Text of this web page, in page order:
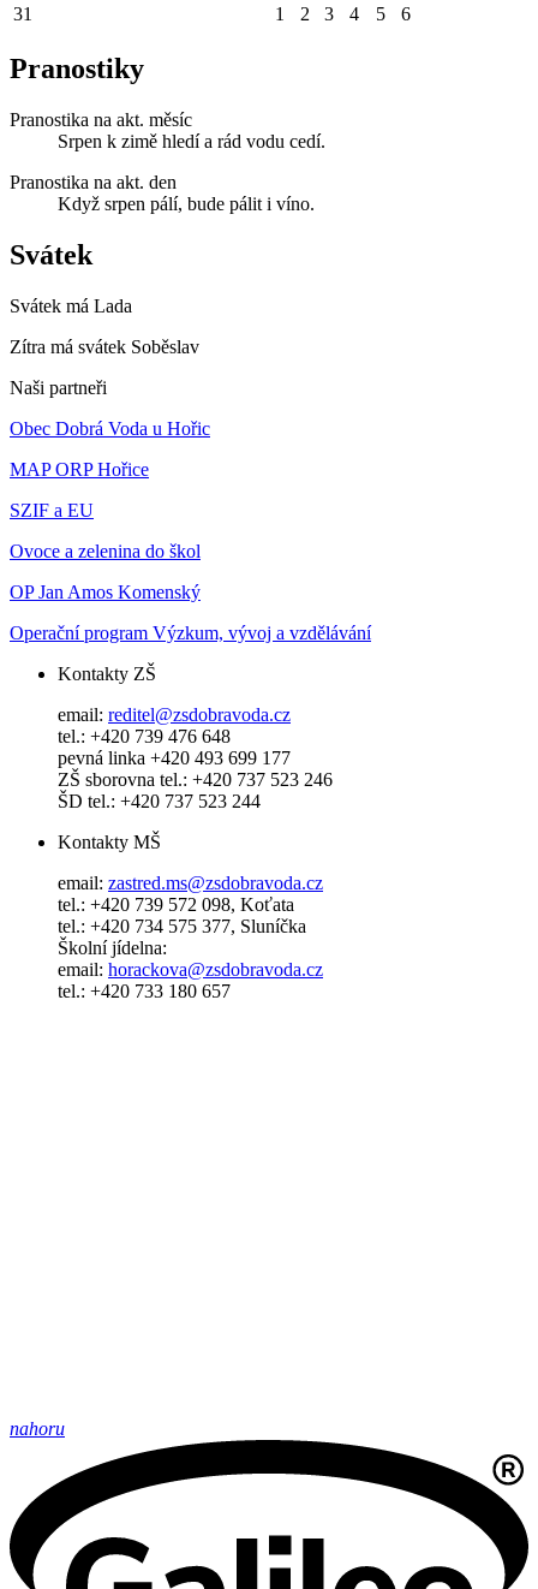
31
1 2 3 4 5 6
Pranostiky
Pranostika na akt. měsíc
Srpen k zimě hledí a rád vodu cedí.
Pranostika na akt. den
Když srpen pálí, bude pálit i víno.
Svátek
Svátek má Lada
Zítra má svátek Soběslav
Naši partneři
Obec Dobrá Voda u Hořic
MAP ORP Hořice
SZIF a EU
Ovoce a zelenina do škol
OP Jan Amos Komenský
Operační program Výzkum, vývoj a vzdělávání
Kontakty ZŠ
email: reditel@zsdobravoda.cz
tel.: +420 739 476 648
pevná linka +420 493 699 177
ZŠ sborovna tel.: +420 737 523 246
ŠD tel.: +420 737 523 244
Kontakty MŠ
email: zastred.ms@zsdobravoda.cz
tel.: +420 739 572 098, Koťata
tel.: +420 734 575 377, Sluníčka
Školní jídelna:
email: horackova@zsdobravoda.cz
tel.: +420 733 180 657
nahoru